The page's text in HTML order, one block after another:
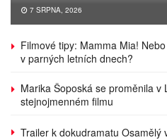
7 SRPNA, 2026
Filmové tipy: Mamma Mia!
v parných letních dnech?
Marika Šoposká se proměnila v
stejnojmenném filmu
Trailer k dokudramatu Osamělý